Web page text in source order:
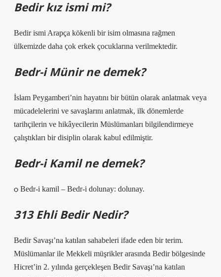
Bedir kız ismi mi?
Bedir ismi Arapça kökenli bir isim olmasına rağmen
ülkemizde daha çok erkek çocuklarına verilmektedir.
Bedr-i Münir ne demek?
İslam Peygamberi’nin hayatını bir bütün olarak anlatmak veya
mücadelelerini ve savaşlarını anlatmak, ilk dönemlerde
tarihçilerin ve hikâyecilerin Müslümanları bilgilendirmeye
çalıştıkları bir disiplin olarak kabul edilmiştir.
Bedr-i Kamil ne demek?
ѻ Bedr-i kamil – Bedr-i dolunay: dolunay.
313 Ehli Bedir Nedir?
Bedir Savaşı’na katılan sahabeleri ifade eden bir terim.
Müslümanlar ile Mekkeli müşrikler arasında Bedir bölgesinde
Hicret’in 2. yılında gerçekleşen Bedir Savaşı’na katılan